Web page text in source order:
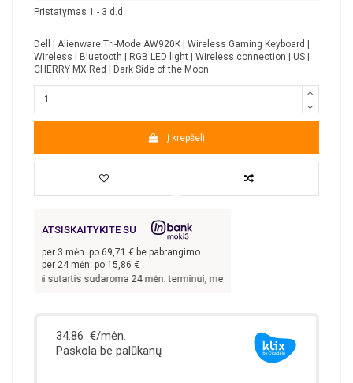
Pristatymas 1 - 3 d.d.
Dell | Alienware Tri-Mode AW920K | Wireless Gaming Keyboard |
Wireless | Bluetooth | RGB LED light | Wireless connection | US |
CHERRY MX Red | Dark Side of the Moon
Į krepšelį
ATSISKAITYKITE SU
per 3 mėn. po 69,71 € be pabrangimo
per 24 mėn. po 15,86 €
€, kai sutartis sudaroma 24 mėn. terminui, metinė palūkanų norma –